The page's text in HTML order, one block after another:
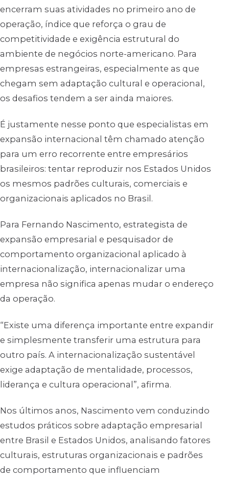
encerram suas atividades no primeiro ano de
operação, índice que reforça o grau de
competitividade e exigência estrutural do
ambiente de negócios norte-americano. Para
empresas estrangeiras, especialmente as que
chegam sem adaptação cultural e operacional,
os desafios tendem a ser ainda maiores.
É justamente nesse ponto que especialistas em
expansão internacional têm chamado atenção
para um erro recorrente entre empresários
brasileiros: tentar reproduzir nos Estados Unidos
os mesmos padrões culturais, comerciais e
organizacionais aplicados no Brasil.
Para Fernando Nascimento, estrategista de
expansão empresarial e pesquisador de
comportamento organizacional aplicado à
internacionalização, internacionalizar uma
empresa não significa apenas mudar o endereço
da operação.
“Existe uma diferença importante entre expandir
e simplesmente transferir uma estrutura para
outro país. A internacionalização sustentável
exige adaptação de mentalidade, processos,
liderança e cultura operacional”, afirma.
Nos últimos anos, Nascimento vem conduzindo
estudos práticos sobre adaptação empresarial
entre Brasil e Estados Unidos, analisando fatores
culturais, estruturas organizacionais e padrões
de comportamento que influenciam